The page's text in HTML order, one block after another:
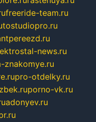
freeride-team.ru
news.ru
znakomye.ru
pro-otdelky.ru
porno-vk.ru
adonyev.ru